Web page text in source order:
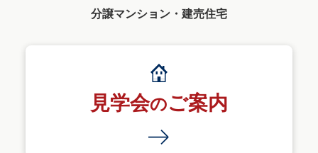
分譲マンション・建売住宅
見学会のご案内